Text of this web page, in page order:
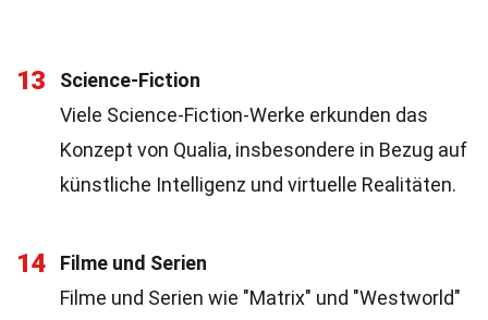
13
Science-Fiction
Viele Science-Fiction-Werke erkunden das
Konzept von Qualia, insbesondere in Bezug auf
künstliche Intelligenz und virtuelle Realitäten.
14
Filme und Serien
Filme und Serien wie "Matrix" und "Westworld"